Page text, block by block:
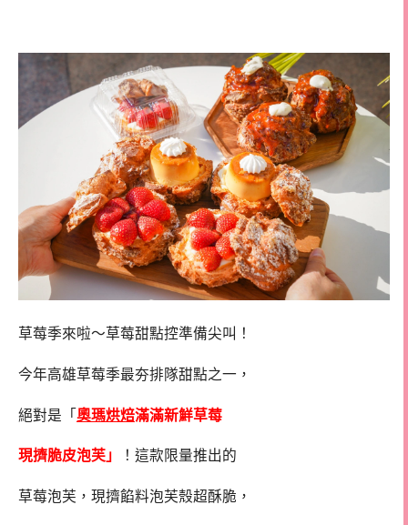
草莓季來啦～草莓甜點控準備尖叫！
今年高雄草莓季最夯排隊甜點之一，
絕對是「 奧瑪烘焙滿滿新鮮草莓
現擠脆皮泡芙 」 ！這款限量推出的
草莓泡芙，現擠餡料泡芙殼超酥脆，